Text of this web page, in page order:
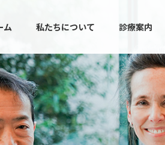
ム 私たちについて 診療案内